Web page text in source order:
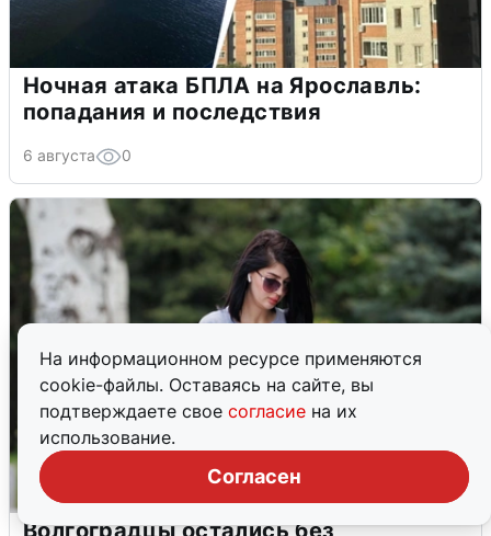
На информационном ресурсе применяются
cookie-файлы. Оставаясь на сайте, вы
подтверждаете свое согласие на их
использование.
Согласен
Ночная атака БПЛА на Ярославль:
попадания и последствия
6 августа 0